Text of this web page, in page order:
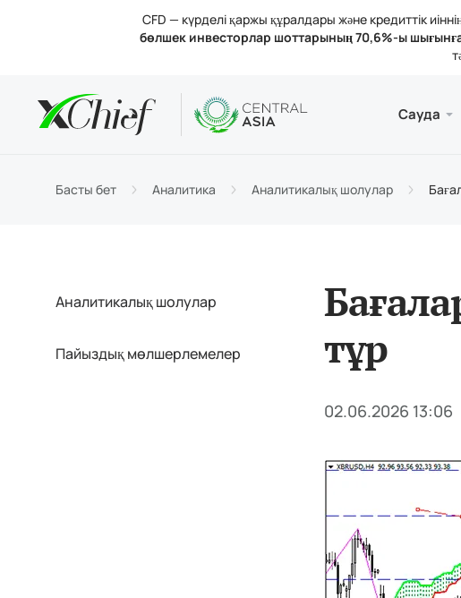
CFD — күрделі қаржы құралдары және кредиттік
бөлшек инвесторлар шоттарының 70,6%-ы
Сауда
Сауда
Үстелдік және веб.
MetaTrader
Аналитика
Пайыздық
Компания туралы
Компания
Басты бет Аналитика Аналитикалық шолулар
Аналитикалық шолулар
Пайыздық мөлшерлемелер
тұр
02.06.2026 13:06